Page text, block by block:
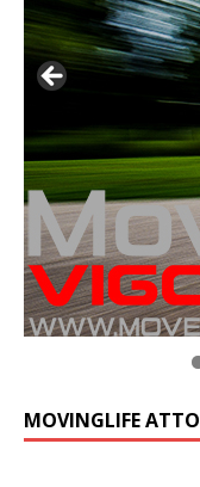
MOVINGLIFE ATTO